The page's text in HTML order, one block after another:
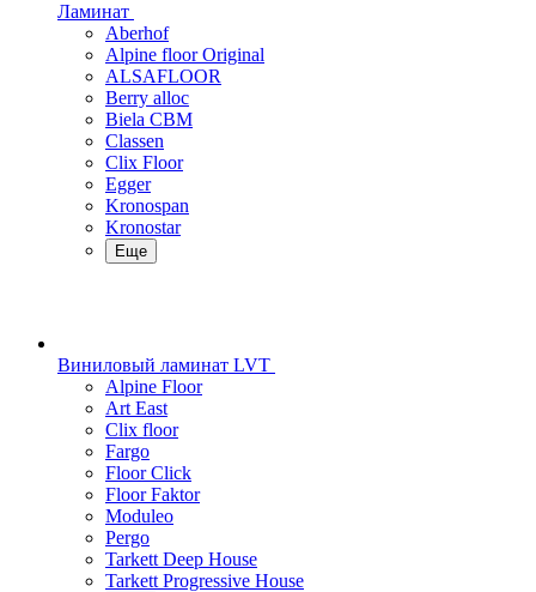
Ламинат
Aberhof
Alpine floor Original
ALSAFLOOR
Berry alloc
Biela CBM
Classen
Clix Floor
Egger
Kronospan
Kronostar
Еще
Виниловый ламинат LVT
Alpine Floor
Art East
Clix floor
Fargo
Floor Click
Floor Faktor
Moduleo
Pergo
Tarkett Deep House
Tarkett Progressive House